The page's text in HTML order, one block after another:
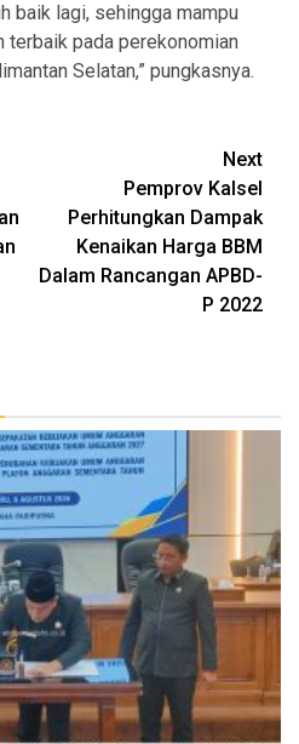
baik lagi, sehingga mampu
terbaik pada perekonomian
Selatan,” pungkasnya.
Next
Pemprov Kalsel
Perhitungkan Dampak
Kenaikan Harga BBM
Dalam Rancangan APBD-
P 2022